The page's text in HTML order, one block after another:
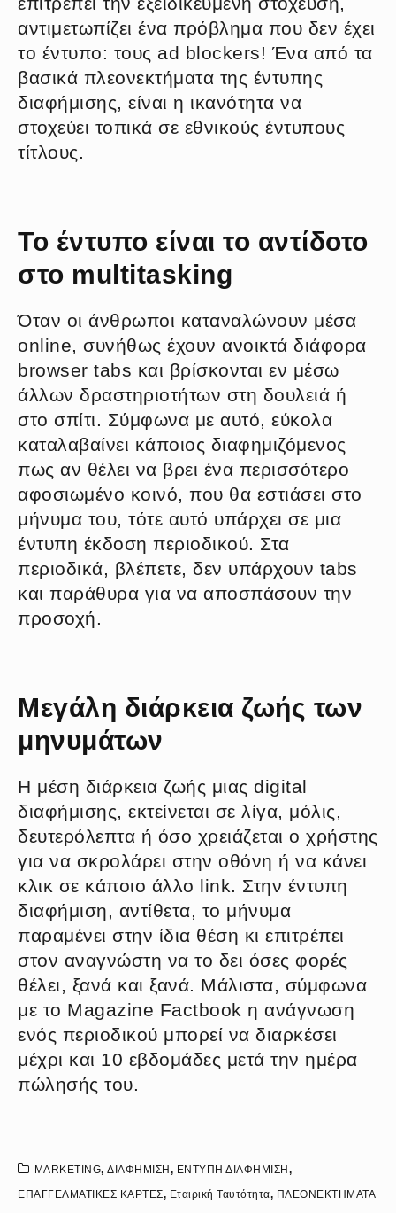
αντιμετωπίζει ένα πρόβλημα που δεν έχει
το έντυπο: τους ad blockers! Ένα από τα
βασικά πλεονεκτήματα της έντυπης
διαφήμισης, είναι η ικανότητα να
στοχεύει τοπικά σε εθνικούς έντυπους
τίτλους.
Το έντυπο είναι το αντίδοτο
στο multitasking
Όταν οι άνθρωποι καταναλώνουν μέσα
online, συνήθως έχουν ανοικτά διάφορα
browser tabs και βρίσκονται εν μέσω
άλλων δραστηριοτήτων στη δουλειά ή
στο σπίτι. Σύμφωνα με αυτό, εύκολα
καταλαβαίνει κάποιος διαφημιζόμενος
πως αν θέλει να βρει ένα περισσότερο
αφοσιωμένο κοινό, που θα εστιάσει στο
μήνυμα του, τότε αυτό υπάρχει σε μια
έντυπη έκδοση περιοδικού. Στα
περιοδικά, βλέπετε, δεν υπάρχουν tabs
και παράθυρα για να αποσπάσουν την
προσοχή.
Μεγάλη διάρκεια ζωής των
μηνυμάτων
Η μέση διάρκεια ζωής μιας digital
διαφήμισης, εκτείνεται σε λίγα, μόλις,
δευτερόλεπτα ή όσο χρειάζεται ο χρήστης
για να σκρολάρει στην οθόνη ή να κάνει
κλικ σε κάποιο άλλο link. Στην έντυπη
διαφήμιση, αντίθετα, το μήνυμα
παραμένει στην ίδια θέση κι επιτρέπει
στον αναγνώστη να το δει όσες φορές
θέλει, ξανά και ξανά. Μάλιστα, σύμφωνα
με το Magazine Factbook η ανάγνωση
ενός περιοδικού μπορεί να διαρκέσει
μέχρι και 10 εβδομάδες μετά την ημέρα
πώλησής του.
MARKETING, ΔΙΑΦΗΜΙΣΗ , ΕΝΤΥΠΗ ΔΙΑΦΗΜΙΣΗ ,
ΕΠΑΓΓΕΛΜΑΤΙΚΕΣ ΚΑΡΤΕΣ, Εταιρική Ταυτότητα, ΠΛΕΟΝΕΚΤΗΜΑΤΑ